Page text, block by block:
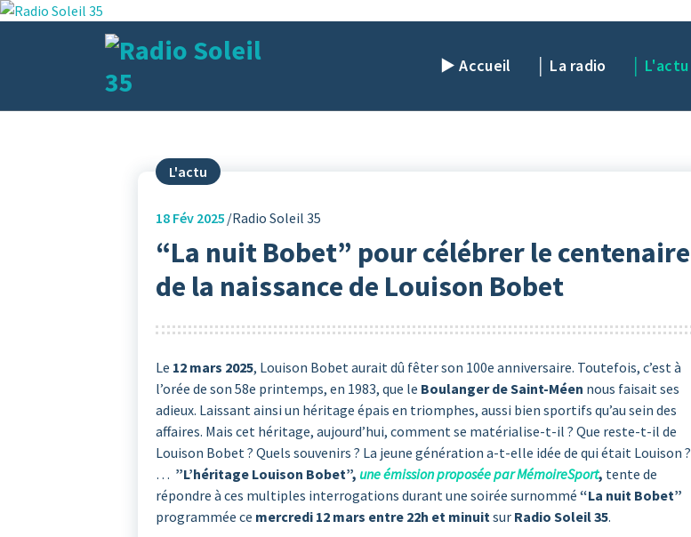
Aller
► Accueil │ La radio │ L'actu
L'actu
18Fév 2025 Radio Soleil 35
“La nuit Bobet” pour célébrer le centenaire
de la naissance de Louison Bobet
Le 12 mars 2025, Louison Bobet aurait dû fêter son 100e anniversaire. Toutefois, c’est à
l’orée de son 58e printemps, en 1983, que le Boulanger de Saint-Méen nous faisait ses
adieux. Laissant ainsi un héritage épais en triomphes, aussi bien sportifs qu’au sein des
affaires. Mais cet héritage, aujourd’hui, comment se matérialise-t-il ? Que reste-t-il de
Louison Bobet ? Quels souvenirs ? La jeune génération a-t-elle idée de qui était Louison ?
… ”L’héritage Louison Bobet”, une émission proposée par MémoireSport, tente de
répondre à ces multiples interrogations durant une soirée surnommé “La nuit Bobet”
programmée ce mercredi 12 mars entre 22h et minuit sur Radio Soleil 35.